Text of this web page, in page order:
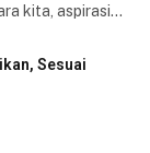
kita, aspirasi…
Sesuai